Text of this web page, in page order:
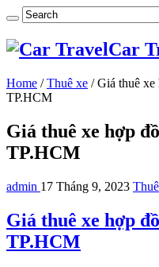
Car
Home / Thuê xe / Giá thuê xe
TP.HCM
Giá thuê xe hợp
TP.HCM
admin 17 Tháng 9, 2023
Giá thuê xe hợp
TP.HCM